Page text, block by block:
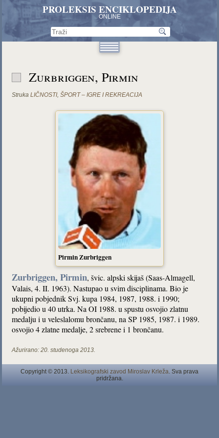
PROLEKSIS ENCIKLOPEDIJA
ONLINE
Zurbriggen, Pirmin
Struka LIČNOSTI,ŠPORT – IGRE I REKREACIJA
Pirmin Zurbriggen
Zurbriggen, Pirmin, švic. alpski skijaš (Saas-Almagell,
Valais, 4. II. 1963). Nastupao u svim disciplinama. Bio je
ukupni pobjednik Svj. kupa 1984, 1987, 1988. i 1990;
pobijedio u 40 utrka. Na OI 1988. u spustu osvojio zlatnu
medalju i u veleslalomu brončanu, na SP 1985, 1987. i 1989.
osvojio 4 zlatne medalje, 2 srebrene i 1 brončanu.
Ažurirano: 20. studenoga 2013.
Copyright © 2013. Leksikografski zavod Miroslav Krleža. Sva prava
pridržana.